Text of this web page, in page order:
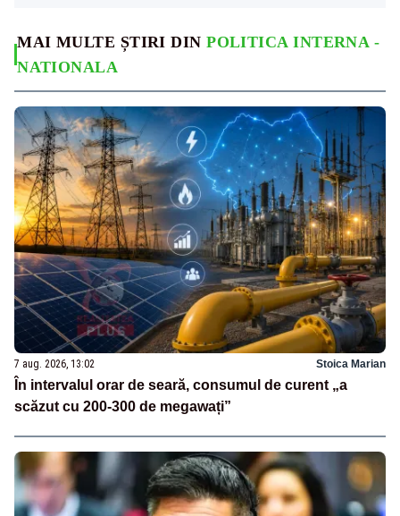
MAI MULTE ȘTIRI DINPOLITICA INTERNA -
NATIONALA
7 aug. 2026, 13:02 Stoica Marian
În intervalul orar de seară, consumul de curent „a
scăzut cu 200-300 de megawați”